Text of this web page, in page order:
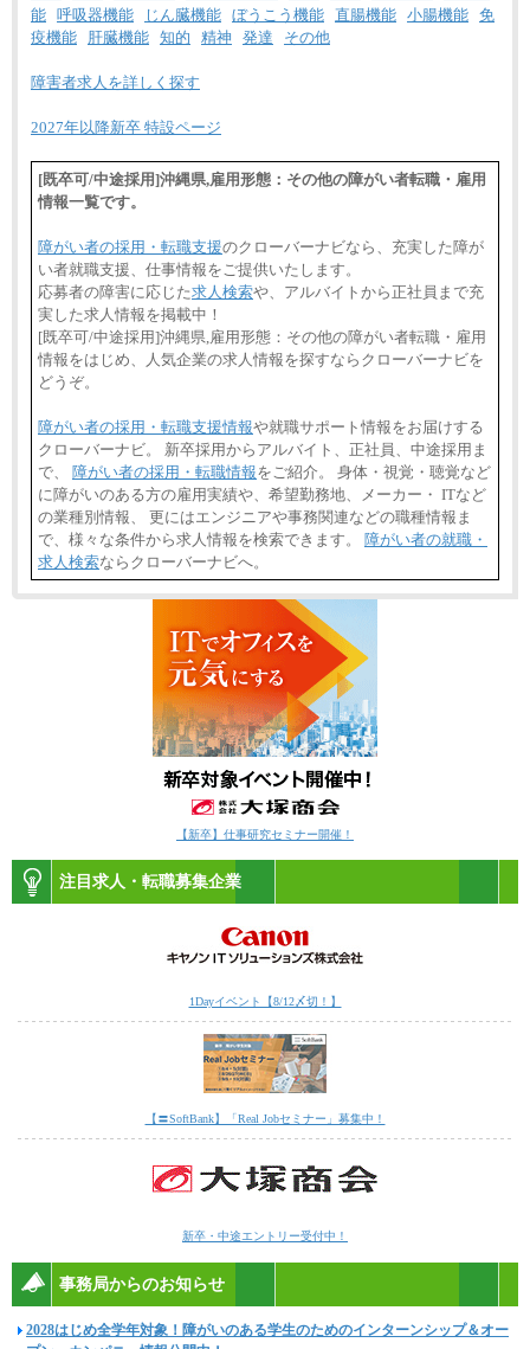
能 呼吸器機能 じん臓機能 ぼうこう機能 直腸機能 小腸機能 免
疫機能
肝臓機能 知的 精神 発達 その他
障害者求人を詳しく探す
2027年以降新卒 特設ページ
[既卒可/中途採用]沖縄県,雇用形態：その他の障がい者転職・雇用
情報一覧です。
障がい者の採用・転職支援のクローバーナビなら、充実した障が
い者就職支援、仕事情報をご提供いたします。
応募者の障害に応じた求人検索や、アルバイトから正社員まで充
実した求人情報を掲載中！
[既卒可/中途採用]沖縄県,雇用形態：その他の障がい者転職・雇用
情報をはじめ、人気企業の求人情報を探すならクローバーナビを
どうぞ。
障がい者の採用・転職支援情報や就職サポート情報をお届けする
クローバーナビ。 新卒採用からアルバイト、正社員、中途採用ま
で、 障がい者の採用・転職情報をご紹介。 身体・視覚・聴覚など
に障がいのある方の雇用実績や、希望勤務地、メーカー・ ITなど
の業種別情報、 更にはエンジニアや事務関連などの職種情報ま
で、様々な条件から求人情報を検索できます。 障がい者の就職・
求人検索ならクローバーナビへ。
【新卒】仕事研究セミナー開催！
注目求人・転職募集企業
1Dayイベント【8/12〆切！】
【〓SoftBank】「Real Jobセミナー」募集中！
新卒・中途エントリー受付中！
事務局からのお知らせ
2028はじめ全学年対象！障がいのある学生のためのインターンシップ＆オー